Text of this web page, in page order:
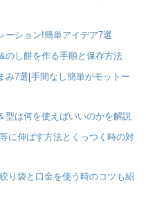
ーション!簡単アイデア7選
のし餅を作る手順と保存方法
み7選[手間なし簡単がモットー
型は何を使えばいいのかを解説
に伸ばす方法とくっつく時の対
り袋と口金を使う時のコツも紹